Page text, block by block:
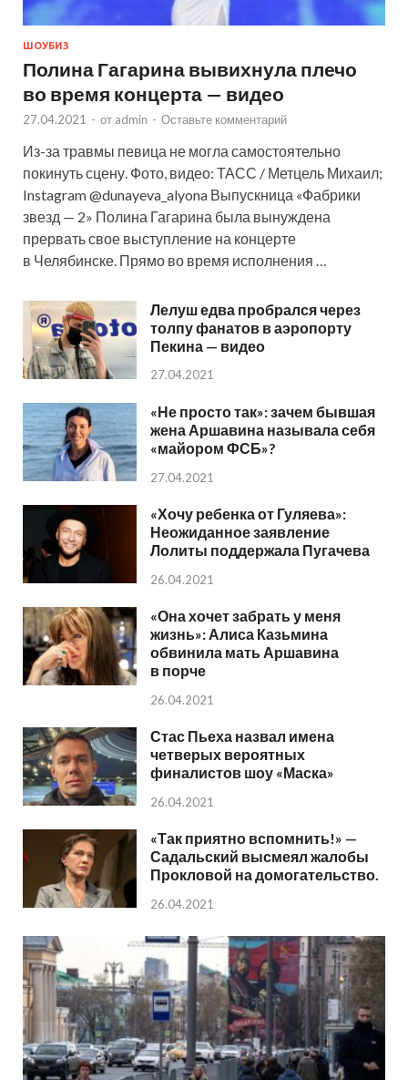
ШОУБИЗ
Полина Гагарина вывихнула плечо
во время концерта — видео
27.04.2021 - от admin - Оставьте комментарий
Из-за травмы певица не могла самостоятельно
покинуть сцену. Фото, видео: ТАСС / Метцель Михаил;
Instagram @dunayeva_alyona Выпускница «Фабрики
звезд — 2» Полина Гагарина была вынуждена
прервать свое выступление на концерте
в Челябинске. Прямо во время исполнения …
Лелуш едва пробрался через
толпу фанатов в аэропорту
Пекина — видео
27.04.2021
«Не просто так»: зачем бывшая
жена Аршавина называла себя
«майором ФСБ»?
27.04.2021
«Хочу ребенка от Гуляева»:
Неожиданное заявление
Лолиты поддержала Пугачева
26.04.2021
«Она хочет забрать у меня
жизнь»: Алиса Казьмина
обвинила мать Аршавина
в порче
26.04.2021
Стас Пьеха назвал имена
четверых вероятных
финалистов шоу «Маска»
26.04.2021
«Так приятно вспомнить!» —
Садальский высмеял жалобы
Прокловой на домогательство.
26.04.2021